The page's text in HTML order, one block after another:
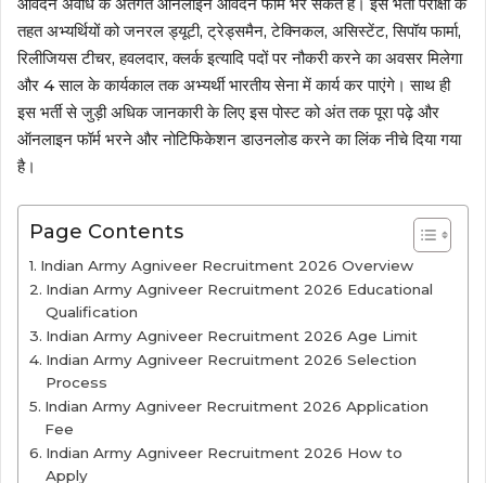
तहत अभ्यर्थियों को जनरल ड्यूटी, ट्रेड्समैन, टेक्निकल, असिस्टेंट, सिपॉय फार्मा,
रिलीजियस टीचर, हवलदार, क्लर्क इत्यादि पदों पर नौकरी करने का अवसर मिलेगा
और 4 साल के कार्यकाल तक अभ्यर्थी भारतीय सेना में कार्य कर पाएंगे। साथ ही
इस भर्ती से जुड़ी अधिक जानकारी के लिए इस पोस्ट को अंत तक पूरा पढ़े और
ऑनलाइन फॉर्म भरने और नोटिफिकेशन डाउनलोड करने का लिंक नीचे दिया गया
है।
Page Contents
Indian Army Agniveer Recruitment 2026 Overview
Indian Army Agniveer Recruitment 2026 Educational
Qualification
Indian Army Agniveer Recruitment 2026 Age Limit
Indian Army Agniveer Recruitment 2026 Selection
Process
Indian Army Agniveer Recruitment 2026 Application
Fee
Indian Army Agniveer Recruitment 2026 How to
Apply